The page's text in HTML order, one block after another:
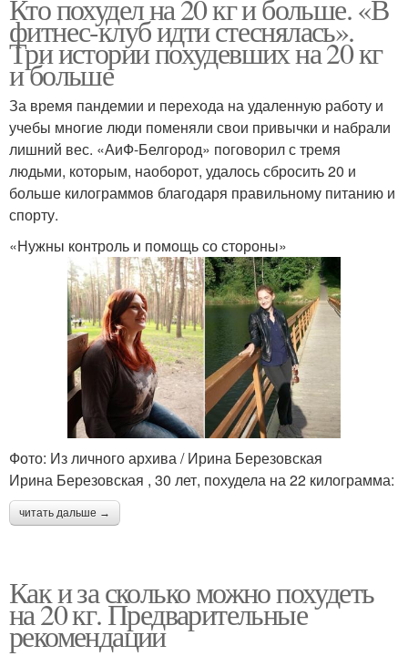
Кто похудел на 20 кг и больше. «В
фитнес-клуб идти стеснялась».
Три истории похудевших на 20 кг
и больше
За время пандемии и перехода на удаленную работу и
учебы многие люди поменяли свои привычки и набрали
лишний вес. «АиФ-Белгород» поговорил с тремя
людьми, которым, наоборот, удалось сбросить 20 и
больше килограммов благодаря правильному питанию и
спорту.
«Нужны контроль и помощь со стороны»
Фото: Из личного архива / Ирина Березовская
Ирина Березовская , 30 лет, похудела на 22 килограмма:
читать дальше →
Как и за сколько можно похудеть
на 20 кг. Предварительные
рекомендации